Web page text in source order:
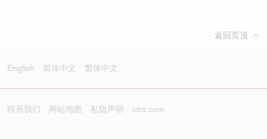
返回页顶
English 简体中文 繁体中文
联系我们 网站地图 私隐声明 ubs.com